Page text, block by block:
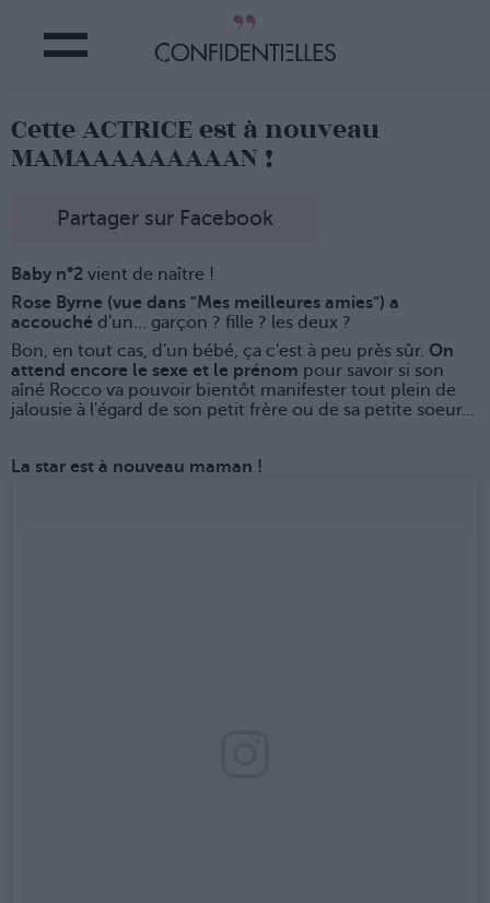
Cette ACTRICE est à nouveau
MAMAAAAAAAAAN !
Partager sur Facebook
Baby n°2 vient de naître !
Rose Byrne (vue dans "Mes meilleures amies") a
accouché d'un... garçon ? fille ? les deux ?
Bon, en tout cas, d'un bébé, ça c'est à peu près sûr. On
attend encore le sexe et le prénom pour savoir si son
aîné Rocco va pouvoir bientôt manifester tout plein de
jalousie à l'égard de son petit frère ou de sa petite soeur...
La star est à nouveau maman !